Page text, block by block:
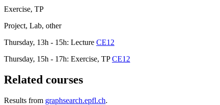
Exercise, TP
Project, Lab, other
Thursday, 13h - 15h: Lecture CE12
Thursday, 15h - 17h: Exercise, TPCE12
Related courses
Results from graphsearch.epfl.ch.